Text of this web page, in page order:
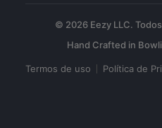
© 2026 Eezy LLC.
Termos de uso Política de